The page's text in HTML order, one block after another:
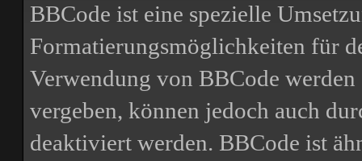
BBCode ist eine spezielle
Formatierungsmöglichkeiten für
Verwendung von BBCode
vergeben, können jedoch auch
deaktiviert werden. BBCode ist